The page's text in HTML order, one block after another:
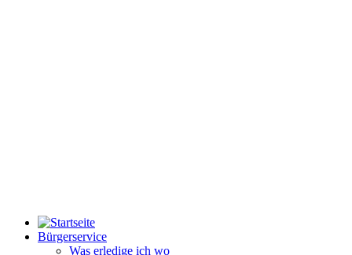
Bürgerservice
Was erledige ich wo